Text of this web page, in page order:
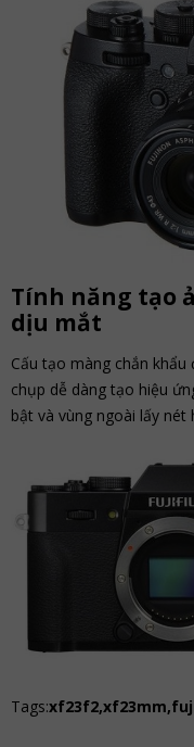
Tính năng tạo
dịu mắt
Cấu tạo màng chắn
chụp dễ dàng tạo hiệu
bật và vùng ngoài lấy nét
Tags: